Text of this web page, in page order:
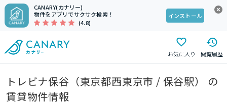
CANARY(カナリー)
物件をアプリでサクサク検索！
(4.8)
インストール
お気に入り 閲覧履歴
トレビナ保谷（東京都西東京市 / 保谷駅） の
賃貸物件情報